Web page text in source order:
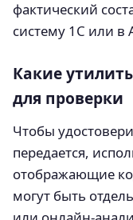
фактический
систему 1С или в
Какие
для проверки
Чтобы
передается,
отображающие
могут быть